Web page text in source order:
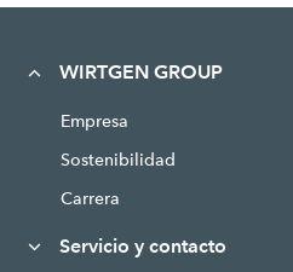
WIRTGEN GROUP
Empresa
Sostenibilidad
Carrera
Servicio y contacto